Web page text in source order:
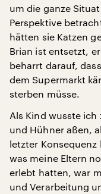
um die ganze
Perspektive
hätten sie Katzen
Brian ist entsetzt,
beharrt darauf,
dem Supermarkt
sterben müsse.
Als Kind wusste ich
und Hühner aßen,
letzter
was meine Eltern
erlebt hatten, war
und Verarbeitung